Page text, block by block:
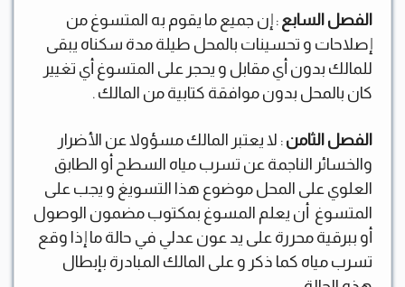
الفصل السابع : إن جميع ما يقوم به المتسوغ من
إصلاحات و تحسينات بالمحل طيلة مدة سكناه يبقى
للمالك بدون أي مقابل و يحجر على المتسوغ أي تغيير
كان بالمحل بدون موافقة كتابية من المالك .
الفصل الثامن : لا يعتبر المالك مسؤولا عن الأضرار
والخسائر الناجمة عن تسرب مياه السطح أو الطابق
العلوي على المحل موضوع هذا التسويغ و يجب على
المتسوغ أن يعلم المسوغ بمكتوب مضمون الوصول
أو ببرقية محررة على يد عون عدلي في حالة ما إذا وقع
تسرب مياه كما ذكر و على المالك المبادرة بإبطال